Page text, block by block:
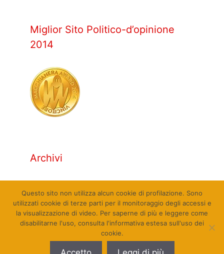
Miglior Sito Politico-d’opinione
2014
Archivi
© Qualcosa di Sinistra 2010 - 2026. Tutti i diritti
Questo sito non utilizza alcun cookie di profilazione. Sono
utilizzati cookie di terze parti per il monitoraggio degli accessi e
la visualizzazione di video. Per saperne di più e leggere come
disabilitarne l'uso, consulta l'informativa estesa sull'uso dei
cookie.